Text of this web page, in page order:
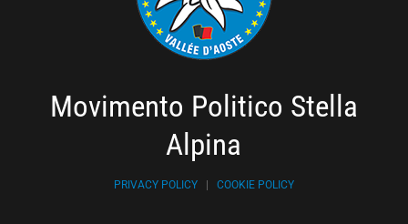
Movimento Politico Stella
Alpina
PRIVACY POLICY| COOKIE POLICY